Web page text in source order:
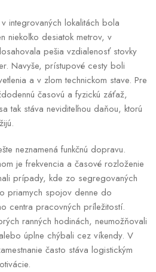
integrovaných lokalitách bola
niekoľko desiatok metrov, v
pešia vzdialenosť stovky
Navyše, prístupové cesty boli
a v zlom technickom stave. Pre
časovú a fyzickú záťaž,
tak stáva neviditeľnou daňou, ktorú
neznamená funkčnú dopravu.
je frekvencia a časové rozloženie
prípady, kde zo segregovaných
priamych spojov denne do
centra pracovných príležitostí.
ranných hodinách, neumožňovali
úplne chýbali cez víkendy. V
často stáva logistickým